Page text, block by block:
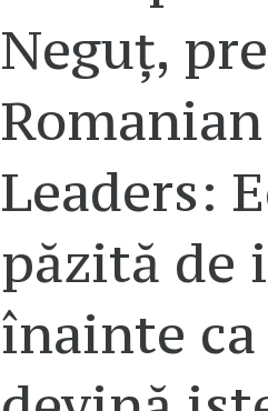
Neguț,
Leaders:
păzită de
înainte ca